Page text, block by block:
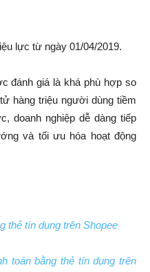
lực từ ngày 01/04/2019.
đánh giá là khá phù hợp so
hàng triệu người dùng tiềm
doanh nghiệp dễ dàng tiếp
và tối ưu hóa hoạt động
thẻ tín dụng trên Shopee
toán bằng thẻ tín dụng trên